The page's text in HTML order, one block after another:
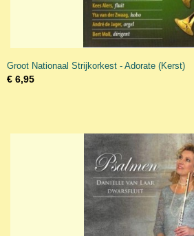
Groot Nationaal Strijkorkest - Adorate (Kerst)
€ 6,95